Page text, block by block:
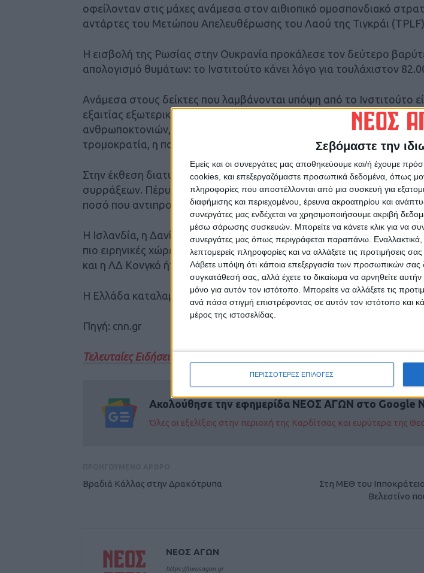
Σεβόμαστε την
Εμείς και οι συνεργάτες μας αποθηκεύουμε και/ή έχουμε
cookies, και επεξεργαζόμαστε προσωπικά δεδομένα, όπως
πληροφορίες που αποστέλλονται από μια συσκευή για
διαφήμισης και περιεχομένου, έρευνα ακροατηρίου και
συνεργάτες μας ενδέχεται να χρησιμοποιήσουμε ακριβή
μέσω σάρωσης συσκευών. Μπορείτε να κάνετε κλικ για να
συνεργάτες μας όπως περιγράφεται παραπάνω.
λεπτομερείς πληροφορίες και να αλλάξετε τις προτιμήσεις
Λάβετε υπόψη ότι κάποια επεξεργασία των προσωπικών σας
συγκατάθεσή σας, αλλά έχετε το δικαίωμα να αρνηθείτε
μόνο για αυτόν τον ιστότοπο. Μπορείτε να αλλάξετε τις
ανά πάσα στιγμή επιστρέφοντας σε αυτόν τον ιστότοπο και
μέρος της ιστοσελίδας.
ΠΕΡΙΣΣΟΤΕΡΕΣ ΕΠΙΛΟΓΕΣ
οφείλονταν στις μάχες ανάμεσα στον αιθιοπικό ομοσπονδιακό
αντάρτες του Μετώπου Απελευθέρωσης του Λαού της Τιγκράι
Η εισβολή της Ρωσίας στην Ουκρανία προκάλεσε τον δεύτερο
απολογισμό θυμάτων: το Ινστιτούτο κάνει λόγο για τουλάχιστον
Ανάμεσα στους δείκτες που λαμβάνονται υπόψη από το Ινστιτούτο
εξαιτίας εξωτερικών ή εσωτερικών ένοπλων συρράξεων, οι δείκτες
ανθρωποκτονιών, ο βαθμός στρατιωτικοποίησης, οι εξαγωγές
τρομοκρατία, η πολιτική αστάθεια και ο αριθμός των κρατουμένων
Στην έκθεση διατυπώνονται επίσης εκτιμήσεις για το κόστος των
συρράξεων. Πέρυσι, υπολογίζεται πως έφθασε τα 17,5
ποσό που αντιπροσωπεύει περί το 13% του παγκόσμιου ΑΕΠ.
Η Ισλανδία, η Δανία η Ιρλανδία, η Νέα Ζηλανδία και η Αυστρία ήταν
πιο ειρηνικές χώρες στον κόσμο· το Αφγανιστάν, η Υεμένη, η Συρία,
και η ΛΔ Κονγκό ήταν οι πέντε λιγότερο ειρηνικές.
Η Ελλάδα καταλαμβάνει στην 60ή θέση της κατάταξης.
Πηγή: cnn.gr
Τελευταίες Ειδήσεις Σήμερα
Ακολούθησε την εφημερίδα ΝΕΟΣ ΑΓΩΝ στο Google
Όλες οι εξελίξεις στην περιοχή της Καρδίτσας και ευρύτερα της
Βραδιά Κάλλας στην Δρακότρυπα
Στη ΜΕΘ του
Βελεστίνο
ΝΕΟΣ ΑΓΩΝ
https://neosagon.gr